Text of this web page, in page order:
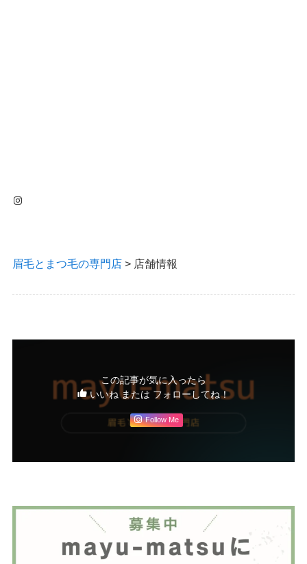
Instagram
眉毛とまつ毛の専門店> 店舗情報
この記事が気に入ったら
いいね または フォローしてね！
Follow Me